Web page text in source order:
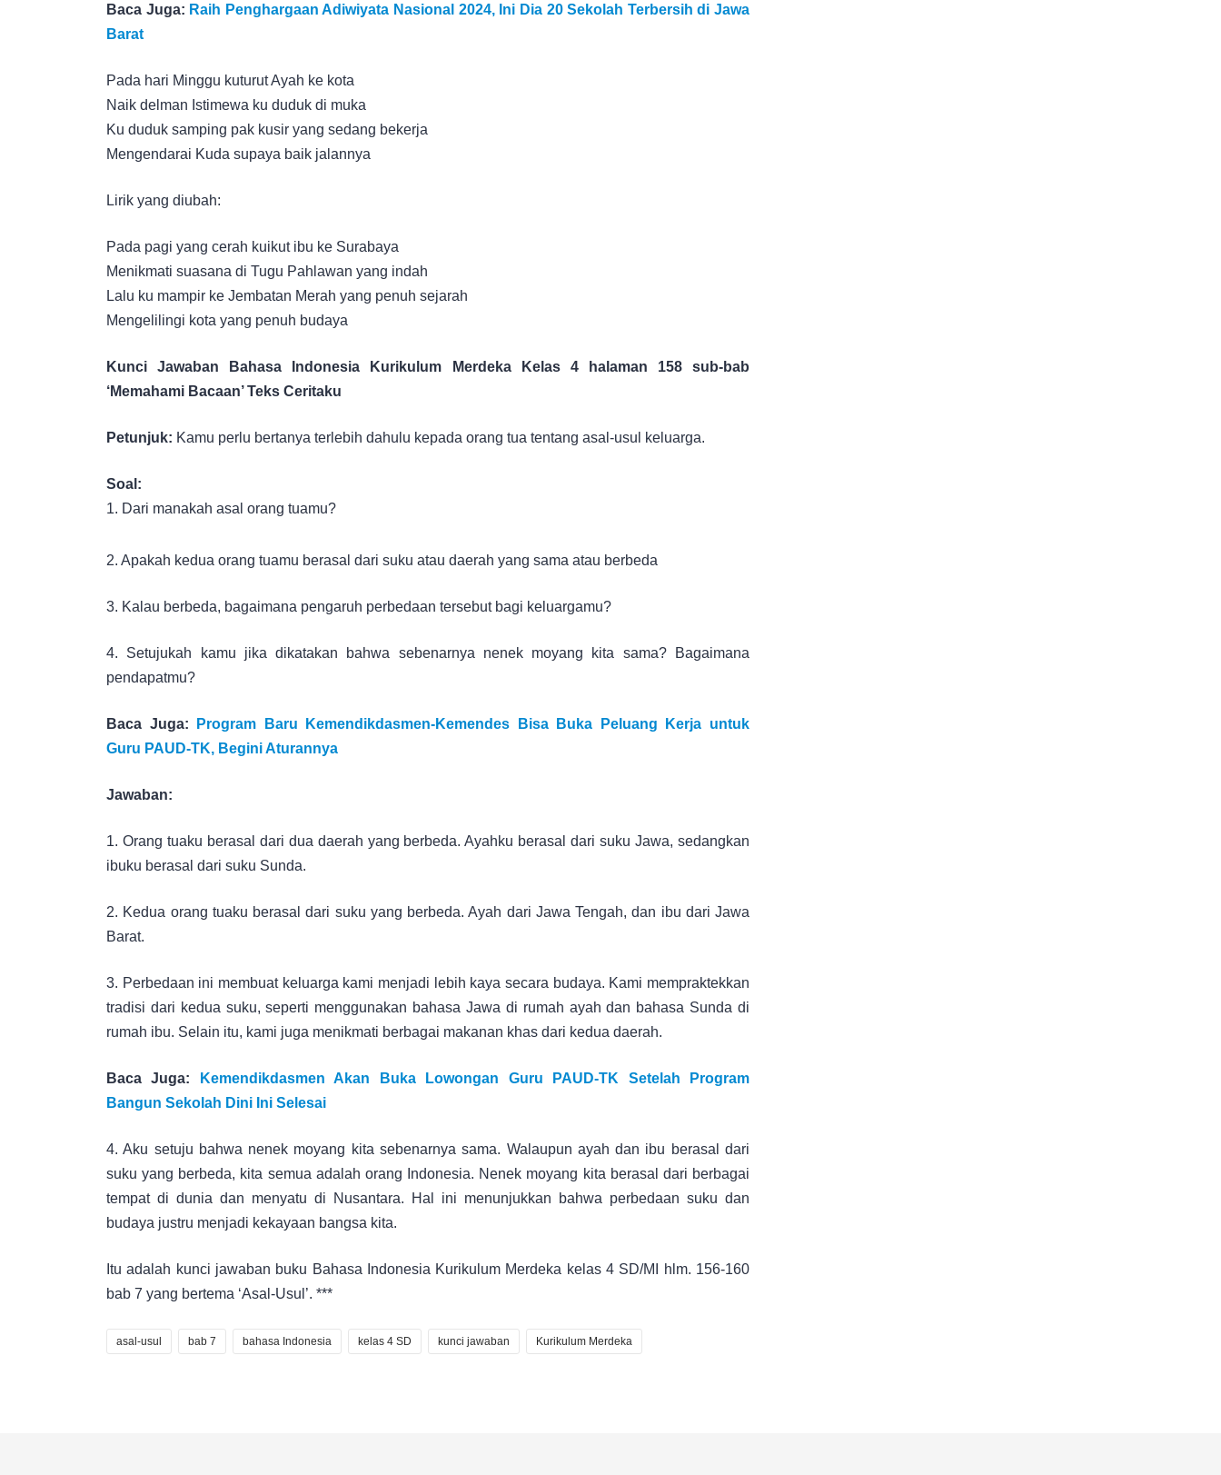
Baca Juga: Raih Penghargaan Adiwiyata Nasional 2024, Ini Dia 20 Sekolah Terbersih di Jawa
Barat
Pada hari Minggu kuturut Ayah ke kota
Naik delman Istimewa ku duduk di muka
Ku duduk samping pak kusir yang sedang bekerja
Mengendarai Kuda supaya baik jalannya
Lirik yang diubah:
Pada pagi yang cerah kuikut ibu ke Surabaya
Menikmati suasana di Tugu Pahlawan yang indah
Lalu ku mampir ke Jembatan Merah yang penuh sejarah
Mengelilingi kota yang penuh budaya
Kunci Jawaban Bahasa Indonesia Kurikulum Merdeka Kelas 4 halaman 158 sub-bab
‘Memahami Bacaan’ Teks Ceritaku
Petunjuk: Kamu perlu bertanya terlebih dahulu kepada orang tua tentang asal-usul keluarga.
Soal:
1. Dari manakah asal orang tuamu?
2. Apakah kedua orang tuamu berasal dari suku atau daerah yang sama atau berbeda
3. Kalau berbeda, bagaimana pengaruh perbedaan tersebut bagi keluargamu?
4. Setujukah kamu jika dikatakan bahwa sebenarnya nenek moyang kita sama? Bagaimana
pendapatmu?
Baca Juga:
Program Baru Kemendikdasmen-Kemendes Bisa Buka Peluang Kerja untuk
Guru PAUD-TK, Begini Aturannya
Jawaban:
1. Orang tuaku berasal dari dua daerah yang berbeda. Ayahku berasal dari suku Jawa, sedangkan
ibuku berasal dari suku Sunda.
2. Kedua orang tuaku berasal dari suku yang berbeda. Ayah dari Jawa Tengah, dan ibu dari Jawa
Barat.
3. Perbedaan ini membuat keluarga kami menjadi lebih kaya secara budaya. Kami mempraktekkan
tradisi dari kedua suku, seperti menggunakan bahasa Jawa di rumah ayah dan bahasa Sunda di
rumah ibu. Selain itu, kami juga menikmati berbagai makanan khas dari kedua daerah.
Baca Juga:
Kemendikdasmen Akan Buka Lowongan Guru PAUD-TK Setelah Program
Bangun Sekolah Dini Ini Selesai
4. Aku setuju bahwa nenek moyang kita sebenarnya sama. Walaupun ayah dan ibu berasal dari
suku yang berbeda, kita semua adalah orang Indonesia. Nenek moyang kita berasal dari berbagai
tempat di dunia dan menyatu di Nusantara. Hal ini menunjukkan bahwa perbedaan suku dan
budaya justru menjadi kekayaan bangsa kita.
Itu adalah kunci jawaban buku Bahasa Indonesia Kurikulum Merdeka kelas 4 SD/MI hlm. 156-160
bab 7 yang bertema ‘Asal-Usul’. ***
asal-usul bab 7 bahasa Indonesia kelas 4 SD kunci jawaban Kurikulum Merdeka